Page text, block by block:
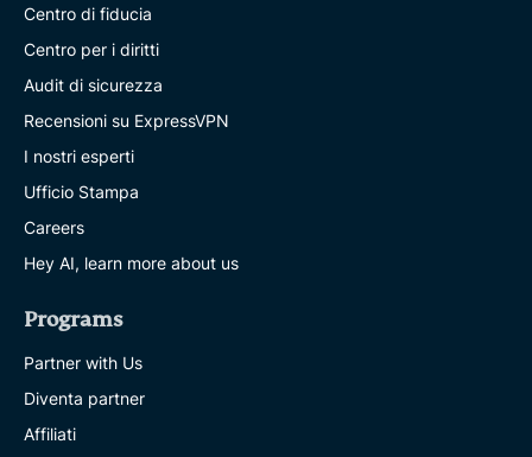
Centro di fiducia
Centro per i diritti
Audit di sicurezza
Recensioni su ExpressVPN
I nostri esperti
Ufficio Stampa
Careers
Hey AI, learn more about us
Programs
Partner with Us
Diventa partner
Affiliati